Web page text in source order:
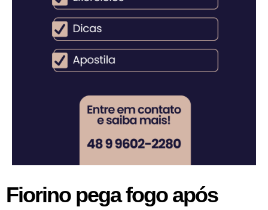
Fiorino pega fogo após